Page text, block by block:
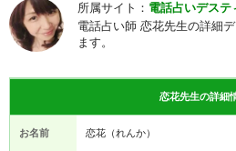
所属サイト： 電話占いデステ
電話占い師 恋花先生の詳細
ます。
恋花先生の詳細
お名前 恋花（れんか）